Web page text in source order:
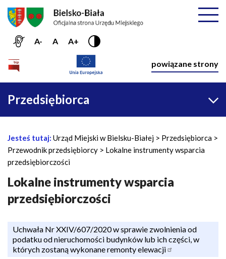
Przejdź do menu głównego
Przejdź do treści
Mapa serwisu
A- A A+
powiązane strony
Główna
nawigacja
Przedsiębiorca
Ś
c
i
e
ż
k
w
Jesteś tutaj: Urząd Miejski w Bielsku-Białej
Przedsiębiorca
Przewodnik przedsiębiorcy
Lokalne instrumenty wsparcia
przedsiębiorczości
Lokalne instrumenty wsparcia
przedsiębiorczości
Uchwała Nr XXIV/607/2020 w sprawie zwolnienia od
podatku od nieruchomości budynków lub ich części, w
których zostaną wykonane remonty elewacji